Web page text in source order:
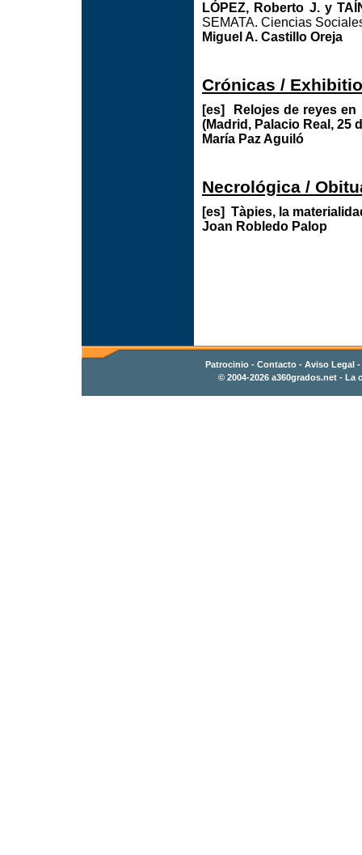
LÓPEZ, Roberto J. y
SEMATA. Ciencias
Miguel A. Castillo Oreja
Crónicas /
[es] Relojes de reyes en
(Madrid, Palacio Real, 25
María Paz Aguiló
Necrológica /
[es] Tàpies, la
Joan Robledo Palop
Patrocinio- Contacto- Aviso Legal -
© 2004-2026 a360grados.net- La